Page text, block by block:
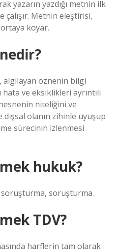
yazarın yazdığı metnin ilk
Metnin eleştirisi,
koyar.
algılayan öznenin bilgi
ve eksiklikleri ayrıntılı
niteliğini ve
olanın zihinle uyuşup
sürecinin izlenmesi
hukuk?
soruşturma, soruşturma.
TDV?
harflerin tam olarak